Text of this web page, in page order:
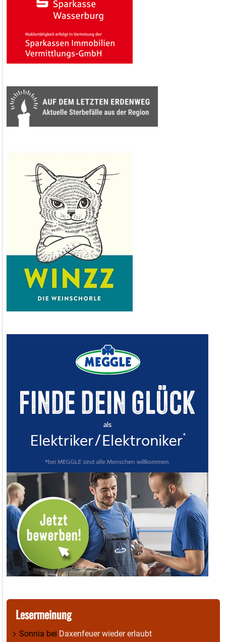
Lesermeinung
Sonnia bei Daxenfeuer wieder erlaubt